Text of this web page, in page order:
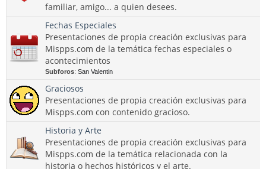
familiar, amigo... a quien desees.
Fechas Especiales
Presentaciones de propia creación exclusivas para
Mispps.com de la temática fechas especiales o
acontecimientos
Subforos: San Valentin
Graciosos
Presentaciones de propia creación exclusivas para
Mispps.com con contenido gracioso.
Historia y Arte
Presentaciones de propia creación exclusivas para
Mispps.com de la temática relacionada con la
historia o hechos históricos y el arte.